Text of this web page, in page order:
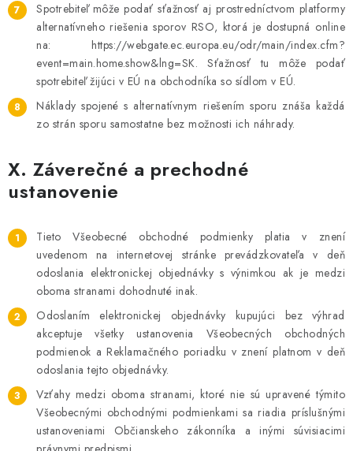
Spotrebiteľ môže podať sťažnosť aj prostredníctvom platformy
alternatívneho riešenia sporov RSO, ktorá je dostupná online
na: https://webgate.ec.europa.eu/odr/main/index.cfm?
event=main.home.show&lng=SK. Sťažnosť tu môže podať
spotrebiteľ žijúci v EÚ na obchodníka so sídlom v EÚ.
Náklady spojené s alternatívnym riešením sporu znáša každá
zo strán sporu samostatne bez možnosti ich náhrady.
X. Záverečné a prechodné
ustanovenie
Tieto Všeobecné obchodné podmienky platia v znení
uvedenom na internetovej stránke prevádzkovateľa v deň
odoslania elektronickej objednávky s výnimkou ak je medzi
oboma stranami dohodnuté inak.
Odoslaním elektronickej objednávky kupujúci bez výhrad
akceptuje všetky ustanovenia Všeobecných obchodných
podmienok a Reklamačného poriadku v znení platnom v deň
odoslania tejto objednávky.
Vzťahy medzi oboma stranami, ktoré nie sú upravené týmito
Všeobecnými obchodnými podmienkami sa riadia príslušnými
ustanoveniami Občianskeho zákonníka a inými súvisiacimi